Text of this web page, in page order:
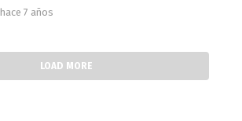
hace 7 años
LOAD MORE